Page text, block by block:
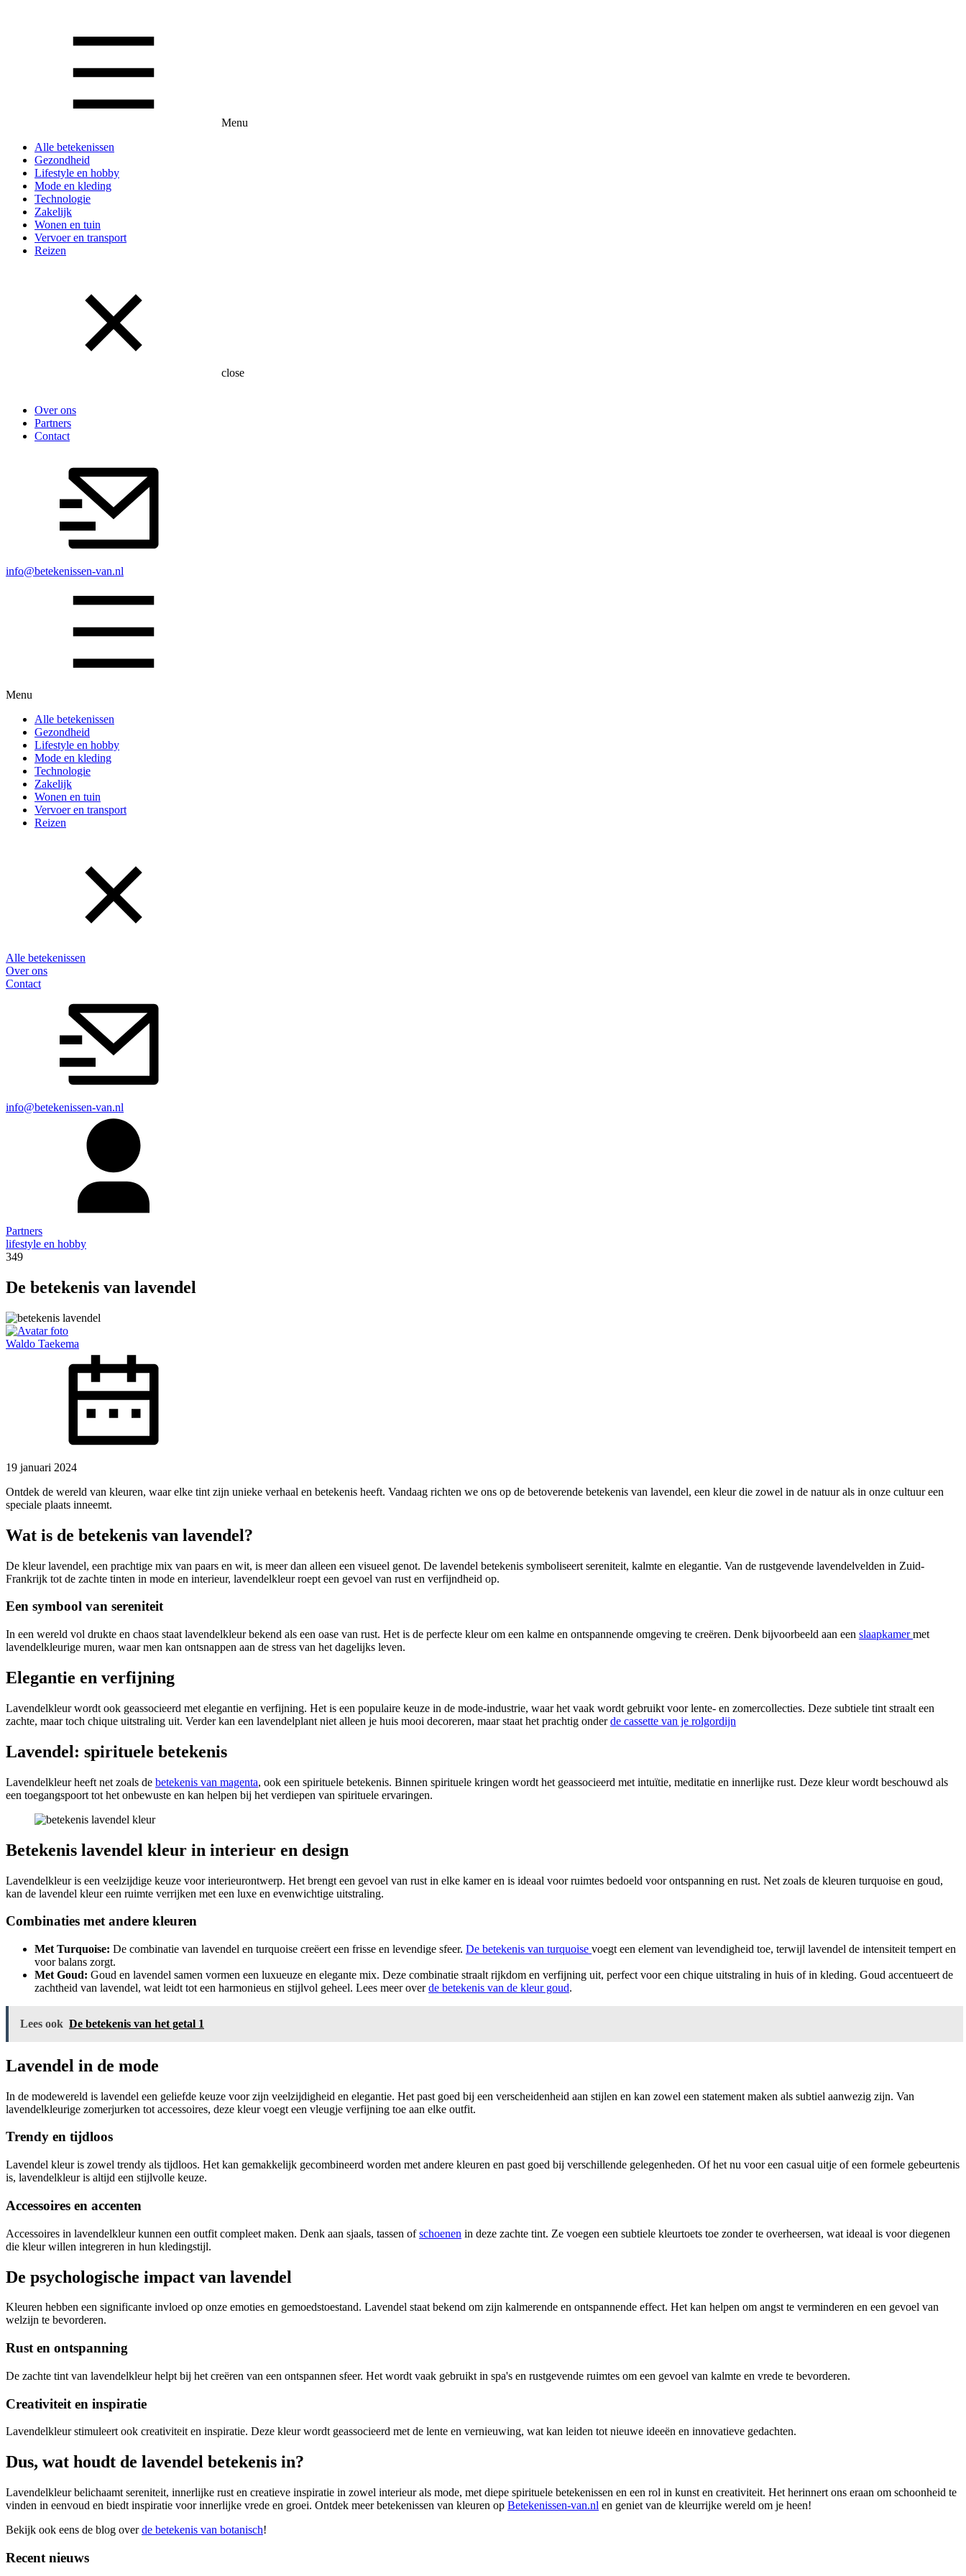
Menu
Alle betekenissen
Gezondheid
Lifestyle en hobby
Mode en kleding
Technologie
Zakelijk
Wonen en tuin
Vervoer en transport
Reizen
close
Over ons
Partners
Contact
info@betekenissen-van.nl
Menu
Alle betekenissen
Gezondheid
Lifestyle en hobby
Mode en kleding
Technologie
Zakelijk
Wonen en tuin
Vervoer en transport
Reizen
Alle betekenissen
Over ons
Contact
info@betekenissen-van.nl
Partners
lifestyle en hobby
349
De betekenis van lavendel
Waldo Taekema
19 januari 2024
Ontdek de wereld van kleuren, waar elke tint zijn unieke verhaal en betekenis heeft. Vandaag richten we ons op de betoverende betekenis van lavendel, een kleur die zowel in de natuur als in onze cultuur een
speciale plaats inneemt.
Wat is de betekenis van lavendel?
De kleur lavendel, een prachtige mix van paars en wit, is meer dan alleen een visueel genot. De lavendel betekenis symboliseert sereniteit, kalmte en elegantie. Van de rustgevende lavendelvelden in Zuid-
Frankrijk tot de zachte tinten in mode en interieur, lavendelkleur roept een gevoel van rust en verfijndheid op.
Een symbool van sereniteit
In een wereld vol drukte en chaos staat lavendelkleur bekend als een oase van rust. Het is de perfecte kleur om een kalme en ontspannende omgeving te creëren. Denk bijvoorbeeld aan een slaapkamermet
lavendelkleurige muren, waar men kan ontsnappen aan de stress van het dagelijks leven.
Elegantie en verfijning
Lavendelkleur wordt ook geassocieerd met elegantie en verfijning. Het is een populaire keuze in de mode-industrie, waar het vaak wordt gebruikt voor lente- en zomercollecties. Deze subtiele tint straalt een
zachte, maar toch chique uitstraling uit. Verder kan een lavendelplant niet alleen je huis mooi decoreren, maar staat het prachtig onderde cassette van je rolgordijn
Lavendel: spirituele betekenis
Lavendelkleur heeft net zoals de betekenis van magenta, ook een spirituele betekenis. Binnen spirituele kringen wordt het geassocieerd met intuïtie, meditatie en innerlijke rust. Deze kleur wordt beschouwd als
een toegangspoort tot het onbewuste en kan helpen bij het verdiepen van spirituele ervaringen.
Betekenis lavendel kleur in interieur en design
Lavendelkleur is een veelzijdige keuze voor interieurontwerp. Het brengt een gevoel van rust in elke kamer en is ideaal voor ruimtes bedoeld voor ontspanning en rust. Net zoals de kleuren turquoise en goud,
kan de lavendel kleur een ruimte verrijken met een luxe en evenwichtige uitstraling.
Combinaties met andere kleuren
Met Turquoise: De combinatie van lavendel en turquoise creëert een frisse en levendige sfeer. De betekenis van turquoise voegt een element van levendigheid toe, terwijl lavendel de intensiteit tempert en
voor balans zorgt.
Met Goud: Goud en lavendel samen vormen een luxueuze en elegante mix. Deze combinatie straalt rijkdom en verfijning uit, perfect voor een chique uitstraling in huis of in kleding. Goud accentueert de
zachtheid van lavendel, wat leidt tot een harmonieus en stijlvol geheel. Lees meer overde betekenis van de kleur goud.
Lees ook De betekenis van het getal 1
Lavendel in de mode
In de modewereld is lavendel een geliefde keuze voor zijn veelzijdigheid en elegantie. Het past goed bij een verscheidenheid aan stijlen en kan zowel een statement maken als subtiel aanwezig zijn. Van
lavendelkleurige zomerjurken tot accessoires, deze kleur voegt een vleugje verfijning toe aan elke outfit.
Trendy en tijdloos
Lavendel kleur is zowel trendy als tijdloos. Het kan gemakkelijk gecombineerd worden met andere kleuren en past goed bij verschillende gelegenheden. Of het nu voor een casual uitje of een formele gebeurtenis
is, lavendelkleur is altijd een stijlvolle keuze.
Accessoires en accenten
Accessoires in lavendelkleur kunnen een outfit compleet maken. Denk aan sjaals, tassen ofschoenen in deze zachte tint. Ze voegen een subtiele kleurtoets toe zonder te overheersen, wat ideaal is voor diegenen
die kleur willen integreren in hun kledingstijl.
De psychologische impact van lavendel
Kleuren hebben een significante invloed op onze emoties en gemoedstoestand. Lavendel staat bekend om zijn kalmerende en ontspannende effect. Het kan helpen om angst te verminderen en een gevoel van
welzijn te bevorderen.
Rust en ontspanning
De zachte tint van lavendelkleur helpt bij het creëren van een ontspannen sfeer. Het wordt vaak gebruikt in spa's en rustgevende ruimtes om een gevoel van kalmte en vrede te bevorderen.
Creativiteit en inspiratie
Lavendelkleur stimuleert ook creativiteit en inspiratie. Deze kleur wordt geassocieerd met de lente en vernieuwing, wat kan leiden tot nieuwe ideeën en innovatieve gedachten.
Dus, wat houdt de lavendel betekenis in?
Lavendelkleur belichaamt sereniteit, innerlijke rust en creatieve inspiratie in zowel interieur als mode, met diepe spirituele betekenissen en een rol in kunst en creativiteit. Het herinnert ons eraan om schoonheid te
vinden in eenvoud en biedt inspiratie voor innerlijke vrede en groei. Ontdek meer betekenissen van kleuren op Betekenissen-van.nl en geniet van de kleurrijke wereld om je heen!
Bekijk ook eens de blog overde betekenis van botanisch!
Recent nieuws